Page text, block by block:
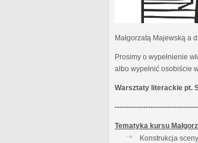
Małgorzatą Majewską a
Prosimy o wypełnienie
albo wypełnić osobiście
Warsztaty literackie pt.
Tematyka kursu
Konstrukcja